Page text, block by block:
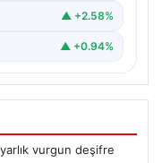
▲ +2.58%
▲ +0.94%
vurgun deşifre